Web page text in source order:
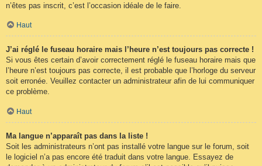
n’êtes pas inscrit, c’est l’occasion idéale de le faire.
Haut
J’ai réglé le fuseau horaire mais l’heure n’est toujours pas correcte !
Si vous êtes certain d’avoir correctement réglé le fuseau horaire mais que
l’heure n’est toujours pas correcte, il est probable que l’horloge du serveur
soit erronée. Veuillez contacter un administrateur afin de lui communiquer
ce problème.
Haut
Ma langue n’apparaît pas dans la liste !
Soit les administrateurs n’ont pas installé votre langue sur le forum, soit
le logiciel n’a pas encore été traduit dans votre langue. Essayez de